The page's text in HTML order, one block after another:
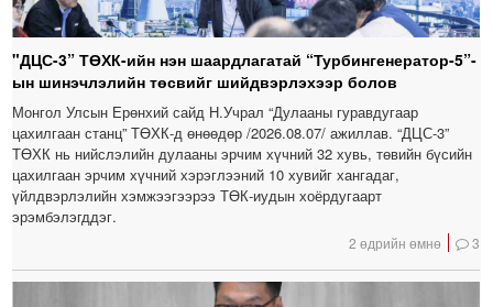
"ДЦС-3” ТӨХК-ийн нэн шаардлагатай “Турбингенератор-5”-
ын шинэчлэлийн төсвийг шийдвэрлэхээр болов
Монгол Улсын Ерөнхий сайд Н.Учрал “Дулааны гуравдугаар
цахилгаан станц” ТӨХК-д өнөөдөр /2026.08.07/ ажиллав. “ДЦС-3”
ТӨХК нь нийслэлийн дулааны эрчим хүчний 32 хувь, төвийн бүсийн
цахилгаан эрчим хүчний хэрэглээний 10 хувийг хангадаг,
үйлдвэрлэлийн хэмжээгээрээ ТӨК-иудын хоёрдугаарт
эрэмбэлэгддэг.
2 өдрийн өмнө 3